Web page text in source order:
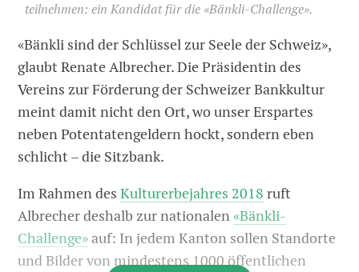
teilnehmen: ein Kandidat für die «Bänkli-Challenge».
«Bänkli sind der Schlüssel zur Seele der Schweiz»,
glaubt Renate Albrecher. Die Präsidentin des
Vereins zur Förderung der Schweizer Bankkultur
meint damit nicht den Ort, wo unser Erspartes
neben Potentatengeldern hockt, sondern eben
schlicht – die Sitzbank.
Im Rahmen desKulturerbejahres 2018 ruft
Albrecher deshalb zur nationalen«Bänkli-
Challenge»auf: In jedem Kanton sollen Standorte
und Bilder von mindestens 1000 öffentlichen